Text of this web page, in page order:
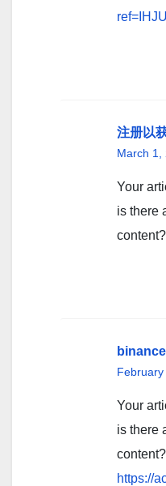
注册以
March 1,
Your
is there
Your
is there
https://